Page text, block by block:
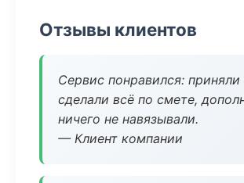
Отзывы клиентов
Сервис понравился:
сделали всё по смете,
ничего не навязывали.
— Клиент компании